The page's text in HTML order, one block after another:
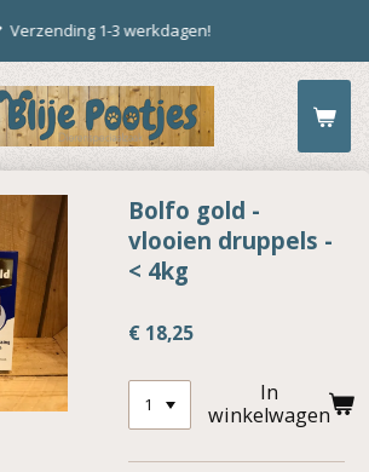
Verzending 1-3 werkdagen!
Bolfo gold -
vlooien druppels -
< 4kg
€ 18,25
In
winkelwagen